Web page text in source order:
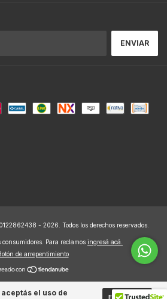
aceptás el uso de
ENTENDIDO
- 2026. Todos los derechos reservados.
Para reclamos ingresá acá.
de arrepentimiento